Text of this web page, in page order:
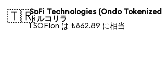
🇹🇷SoFi Technologies (Ondo
トルコリラ
1 SOFIon は ₺862.89 に相当